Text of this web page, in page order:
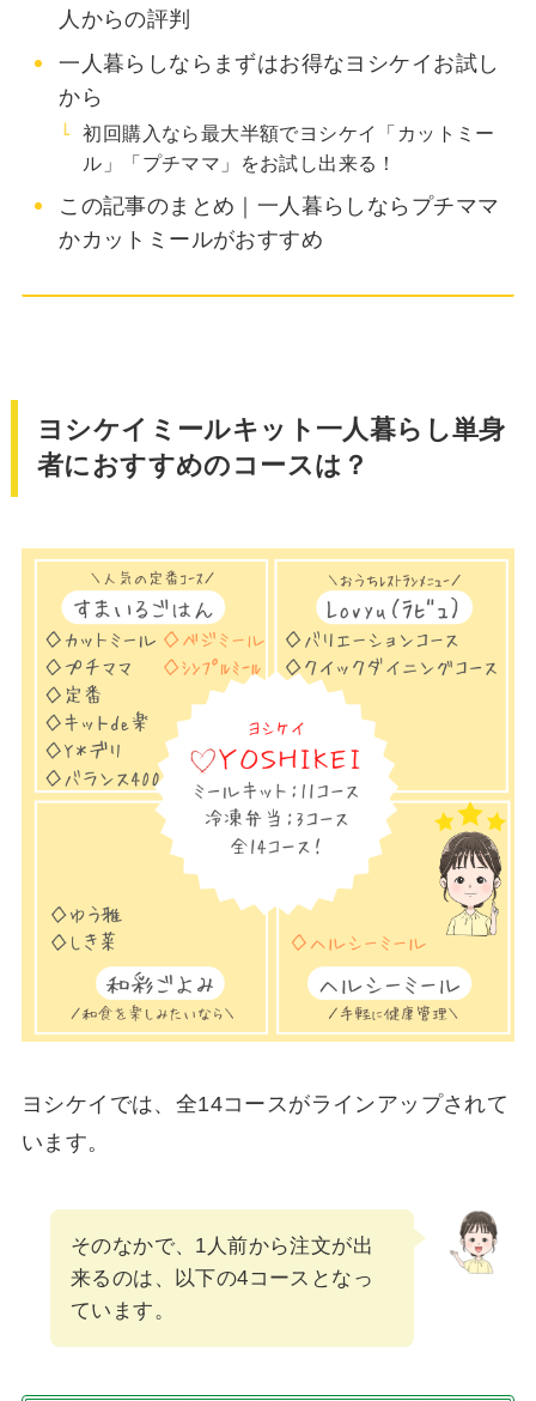
人からの評判
一人暮らしならまずはお得なヨシケイお試し
から
初回購入なら最大半額でヨシケイ「カットミー
ル」「プチママ」をお試し出来る！
この記事のまとめ｜一人暮らしならプチママ
かカットミールがおすすめ
ヨシケイミールキット一人暮らし単身
者におすすめのコースは？
ヨシケイでは、全14コースがラインアップされて
います。
そのなかで、1人前から注文が出
来るのは、以下の4コースとなっ
ています。